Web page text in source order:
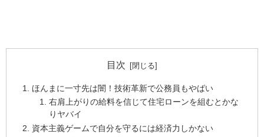
目次
ほんまに一寸先は闇！技術革新で公務員もやばい
右肩上がりの給料を信じて住宅ローンを組むとかな
りヤバイ
資本主義ゲームで自分を守るには経済力しかない